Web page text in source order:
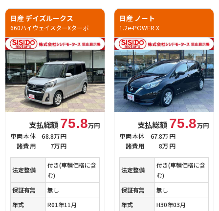
日産 デイズルークス
660ハイウェイスターXターボ
支払総額 75.8万円
車両本体
68.8万円
諸費用
7万円
法定整備
付き(車輌価格に含
む)
保証有無
無し
年式
R01年11月
日産 ノート
1.2e-POWER X
支払総額 75.8万円
車両本体
67.8万円
諸費用
8万円
法定整備
付き(車輌価格に含
む)
保証有無
無し
年式
H30年03月